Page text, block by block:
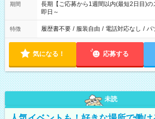
期間
長期【ご応募から1週間以内(最短2日目)の
即日～
特徴 履歴書不要 / 服装自由 / 電話対応なし / パ
気になる！ 応募する
未読